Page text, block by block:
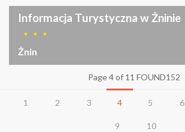
Informacja Turystyczna w Żninie
Żnin
Page 4 of 11 FOUND152
1 2 3 4 5 6
9 10